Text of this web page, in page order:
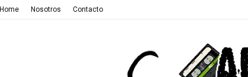
Home Nosotros Contacto